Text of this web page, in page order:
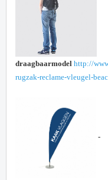
draagbaarmodel http://
rugzak-reclame-vleugel-
-